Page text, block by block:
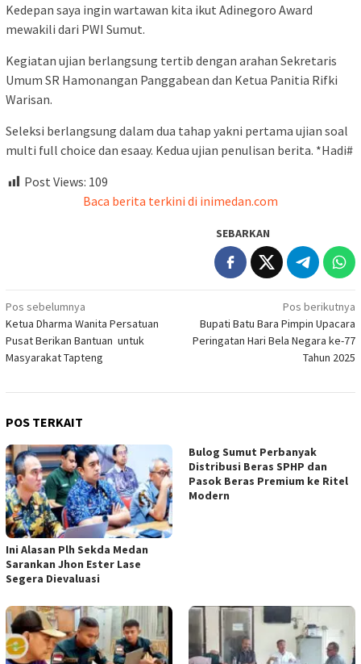
Kedepan saya ingin wartawan kita ikut Adinegoro Award
mewakili dari PWI Sumut.
Kegiatan ujian berlangsung tertib dengan arahan Sekretaris
Umum SR Hamonangan Panggabean dan Ketua Panitia Rifki
Warisan.
Seleksi berlangsung dalam dua tahap yakni pertama ujian soal
multi full choice dan esaay. Kedua ujian penulisan berita. *Hadi#
Post Views: 109
Baca berita terkini di inimedan.com
SEBARKAN
Navigasi
pos
Pos sebelumnya
Ketua Dharma Wanita Persatuan
Pusat Berikan Bantuan untuk
Masyarakat Tapteng
Pos berikutnya
Bupati Batu Bara Pimpin Upacara
Peringatan Hari Bela Negara ke-77
Tahun 2025
POS TERKAIT
Ini Alasan Plh Sekda Medan
Sarankan Jhon Ester Lase
Segera Dievaluasi
Bulog Sumut Perbanyak
Distribusi Beras SPHP dan
Pasok Beras Premium ke Ritel
Modern